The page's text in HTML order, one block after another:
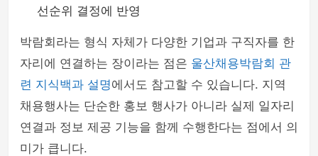
선순위 결정에 반영
박람회라는 형식 자체가 다양한 기업과 구직자를 한
자리에 연결하는 장이라는 점은 울산채용박람회 관
련 지식백과 설명에서도 참고할 수 있습니다. 지역
채용행사는 단순한 홍보 행사가 아니라 실제 일자리
연결과 정보 제공 기능을 함께 수행한다는 점에서 의
미가 큽니다.